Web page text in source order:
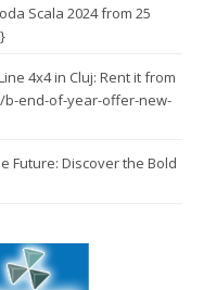
Scala 2024 from 25
4x4 in Cluj: Rent it from
end-of-year-offer-new-
Future: Discover the Bold